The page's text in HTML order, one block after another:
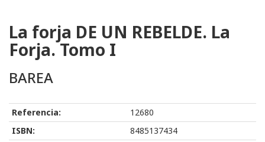
La forja DE UN REBELDE. La
Forja. Tomo I
BAREA
Referencia:
12680
ISBN:
8485137434